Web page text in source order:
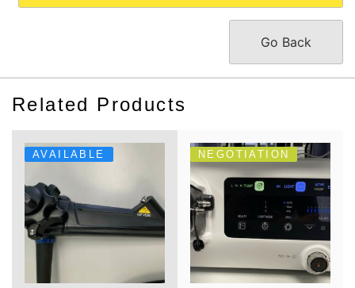
Go Back
Related Products
AVAILABLE NEGOTIATION